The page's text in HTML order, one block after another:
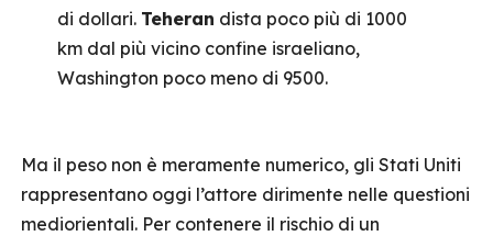
di dollari. Teheran dista poco più di 1000
km dal più vicino confine israeliano,
Washington poco meno di 9500.
Ma il peso non è meramente numerico, gli Stati Uniti
rappresentano oggi l’attore dirimente nelle questioni
mediorientali. Per contenere il rischio di un